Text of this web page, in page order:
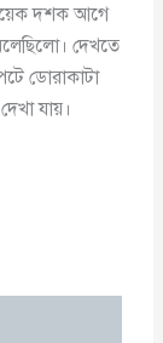
দশক আগে
দেখতে
ডোরাকাটা
যায়।